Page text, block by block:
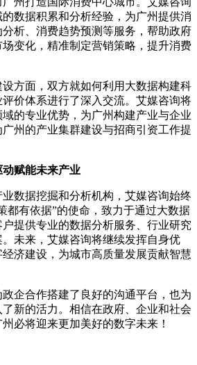
数据积累和分析经验，为广州提供消
析、消费趋势预测等服务，帮助政府
变化，精准制定营销策略，提升消费
面，双方就如何利用大数据构建科
价体系进行了深入交流。艾媒咨询将
的专业优势，为广州构建产业与企业
州的产业集群建设与招商引资工作提
赋能未来产业
据挖掘和分析机构，艾媒咨询始终
都有依据”的使命，致力于通过大数据
提供专业的数据分析服务、行业研究
未来，艾媒咨询将继续发挥自身优
济建设，为城市高质量发展贡献智慧
合作搭建了良好的沟通平台，也为
新的活力。相信在政府、企业和社会
必将迎来更加美好的数字未来！